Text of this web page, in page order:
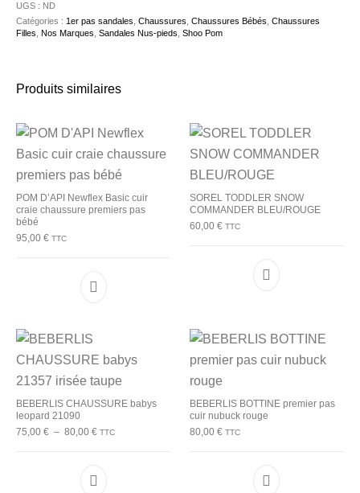
UGS : ND
Catégories : 1er pas sandales ,Chaussures ,Chaussures Bébés ,Chaussures
Filles
Nos Marques ,Sandales Nus-pieds ,Shoo Pom
Produits similaires
POM D’API Newflex Basic cuir
craie chaussure premiers pas
bébé
95,00€ TTC
Ce produit a plusieurs variations. Les options
SOREL TODDLER SNOW
COMMANDER BLEU/ROUGE
60,00 € TTC
Ce produit a
BEBERLIS CHAUSSURE babys
leopard 21090
75,00€ – 80,00€Plage de prix : 75,00 € à 80,00 €
TTC
Ce produit a plusieurs variations. Les options
BEBERLIS BOTTINE premier pas
cuir nubuck rouge
80,00 € TTC
Ce produit a